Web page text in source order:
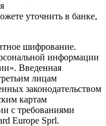
уточнить в банке,
шифрование.
информации
. Введенная
лицам
законодательством
картам
с требованиями
Europe Sprl.